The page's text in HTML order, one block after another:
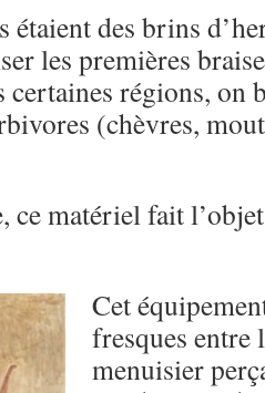
étaient des brins
les premières
certaines régions, on
(chèvres,
ce matériel fait
Cet
fresques entre
menuisier